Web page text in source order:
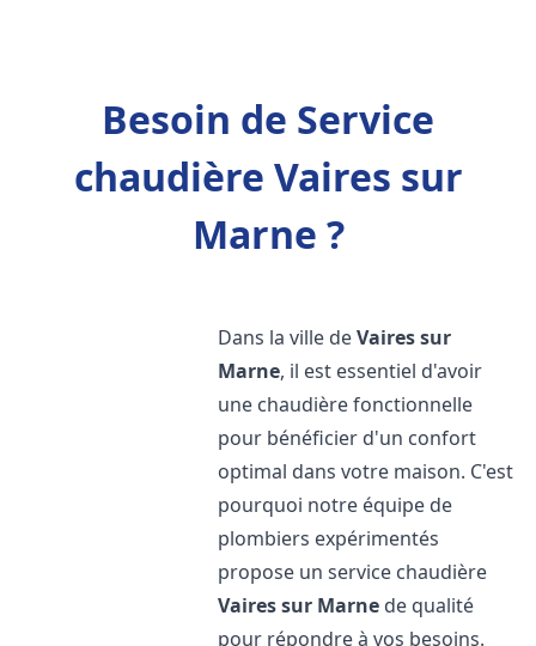
Besoin de Service
chaudière Vaires sur
Marne ?
Dans la ville deVaires sur
Marne, il est essentiel d'avoir
une chaudière fonctionnelle
pour bénéficier d'un confort
optimal dans votre maison. C'est
pourquoi notre équipe de
plombiers expérimentés
propose un service chaudière
Vaires sur Marne de qualité
pour répondre à vos besoins.